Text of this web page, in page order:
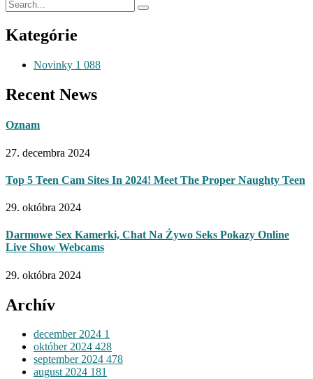
Kategórie
Novinky 1 088
Recent News
Oznam
27. decembra 2024
Top 5 Teen Cam Sites In 2024! Meet The Proper Naughty Teen
29. októbra 2024
Darmowe Sex Kamerki, Chat Na Żywo Seks Pokazy Online
Live Show Webcams
29. októbra 2024
Archív
december 2024 1
október 2024 428
september 2024 478
august 2024 181